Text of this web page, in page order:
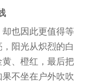
也因此更值得等
阳光从炽烈的白
、橙红，最后把
不坐在户外吹吹